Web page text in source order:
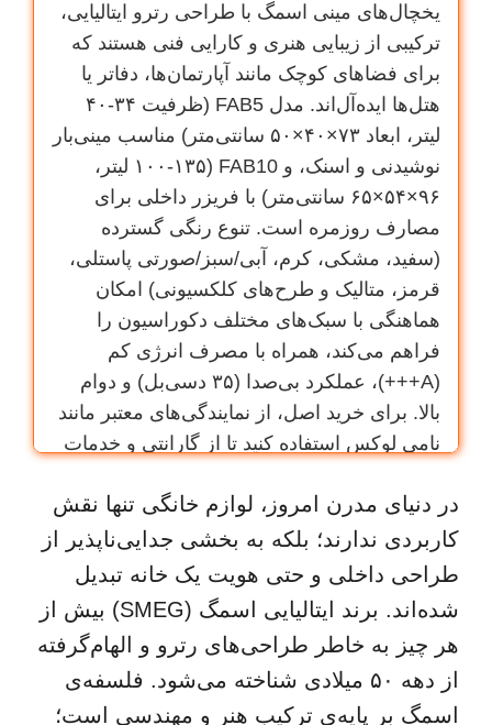
یخچال‌های مینی اسمگ با طراحی رترو ایتالیایی،
ترکیبی از زیبایی هنری و کارایی فنی هستند که
برای فضاهای کوچک مانند آپارتمان‌ها، دفاتر یا
هتل‌ها ایده‌آل‌اند. مدل FAB5 (ظرفیت ۳۴-۴۰
لیتر، ابعاد ۷۳×۴۰×۵۰ سانتی‌متر) مناسب مینی‌بار
نوشیدنی و اسنک، و FAB10 (۱۰۰-۱۳۵ لیتر،
۹۶×۵۴×۶۵ سانتی‌متر) با فریزر داخلی برای
مصارف روزمره است. تنوع رنگی گسترده
(سفید، مشکی، کرم، آبی/سبز/صورتی پاستلی،
قرمز، متالیک و طرح‌های کلکسیونی) امکان
هماهنگی با سبک‌های مختلف دکوراسیون را
فراهم می‌کند، همراه با مصرف انرژی کم
(A+++)، عملکرد بی‌صدا (۳۵ دسی‌بل) و دوام
بالا. برای خرید اصل، از نمایندگی‌های معتبر مانند
نامی لوکس استفاده کنید تا از گارانتی و خدمات
در دنیای مدرن امروز، لوازم خانگی تنها نقش
کاربردی ندارند؛ بلکه به بخشی جدایی‌ناپذیر از
طراحی داخلی و حتی هویت یک خانه تبدیل
شده‌اند. برند ایتالیایی اسمگ (SMEG) بیش از
هر چیز به خاطر طراحی‌های رترو و الهام‌گرفته
از دهه ۵۰ میلادی شناخته می‌شود. فلسفه‌ی
اسمگ بر پایه‌ی ترکیب هنر و مهندسی است؛